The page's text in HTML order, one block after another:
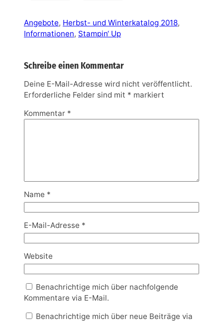
Angebote, Herbst- und Winterkatalog 2018
Informationen, Stampin‘ Up
Schreibe einen Kommentar
Deine E-Mail-Adresse wird nicht veröffentlicht.
Erforderliche Felder sind mit * markiert
Kommentar *
Name *
E-Mail-Adresse *
Website
Benachrichtige mich über nachfolgende
Kommentare via E-Mail.
Benachrichtige mich über neue Beiträge via